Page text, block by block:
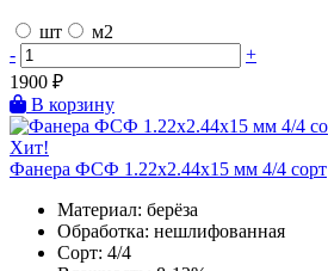
шт
м2
-
+
1900 ₽
В корзину
Хит!
Фанера ФСФ 1.22х2.44х15 мм 4/4 сорт
Материал: берёза
Обработка: нешлифованная
Сорт: 4/4